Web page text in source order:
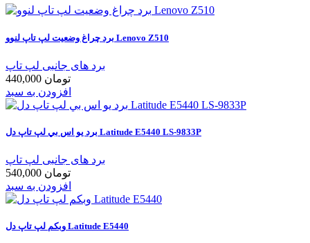
برد چراغ وضعیت لپ تاپ لنوو Lenovo Z510
برد های جانبی لپ تاپ
440,000 تومان
افزودن به سبد
برد يو اس بي لپ تاپ دل Latitude E5440 LS-9833P
برد های جانبی لپ تاپ
540,000 تومان
افزودن به سبد
وبکم لپ تاپ دل Latitude E5440